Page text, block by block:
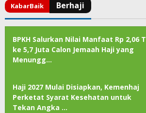
BPKH Salurkan Nilai Manfaat Rp 2,06 T
ke 5,7 Juta Calon Jemaah Haji yang
Menungg…
Haji 2027 Mulai Disiapkan, Kemenhaj
Perketat Syarat Kesehatan untuk
Tekan Angka …